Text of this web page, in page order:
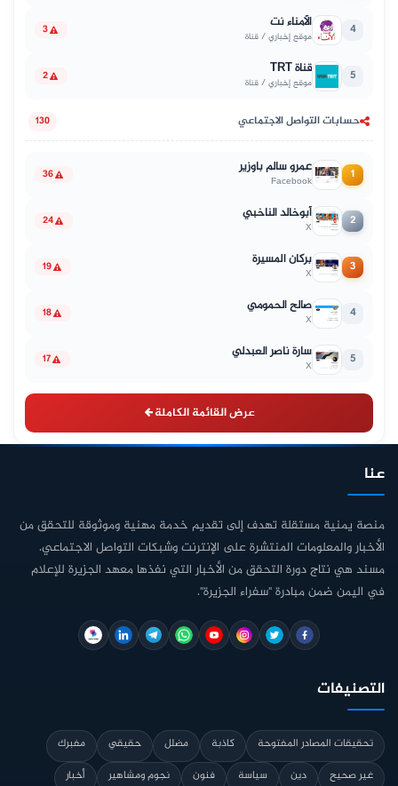
4 الأمناء نت
موقع إخباري / قناة 3
5 قناة TRT
موقع إخباري / قناة 2
حسابات التواصل الاجتماعي 130
1 عمرو سالم باوزير
Facebook
36
2 أبوخالد الناخبي
X
24
3 بركان المسيرة
X
19
4 صالح الحمومي
X
18
5 سارة ناصر العبدلي
X
17
عرض القائمة الكاملة
عنا
منصة يمنية مستقلة تهدف إلى تقديم خدمة مهنية وموثوقة للتحقق من
الأخبار والمعلومات المنتشرة على الإنترنت وشبكات التواصل الاجتماعي.
مسند هي نتاج دورة التحقق من الأخبار التي نفذها معهد الجزيرة للإعلام
في اليمن ضمن مبادرة "سفراء الجزيرة".
التصنيفات
تحقيقات المصادر المفتوحة كاذبة مضلل حقيقي
مفبرك
غير صحيح
دين سياسة فنون نجوم ومشاهير
أخبار